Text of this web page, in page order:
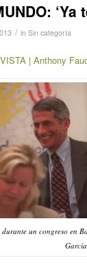
/ in Sin categoría
| Anthony
durante un congreso en
García